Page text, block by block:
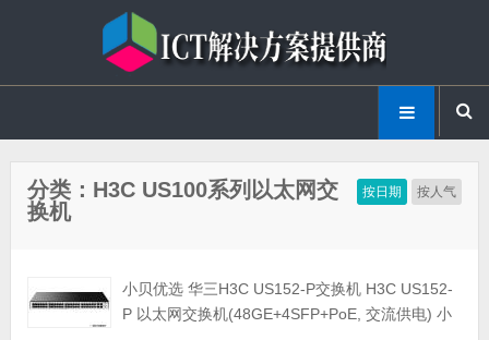
按日期 按人气
分类：H3C US100系列以太网交
换机
小贝优选 华三H3C US152-P交换机 H3C US152-
P 以太网交换机(48GE+4SFP+PoE, 交流供电) 小